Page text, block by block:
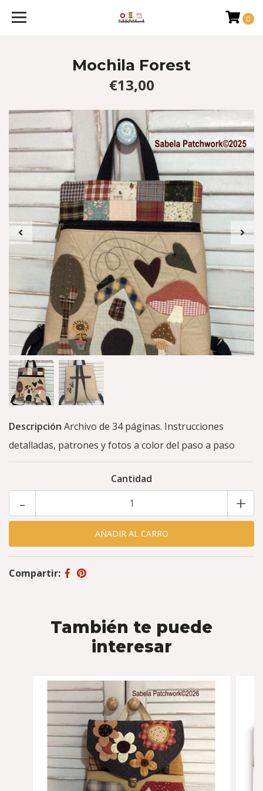
0
Mochila Forest
€13,00
Descripción Archivo de 34 páginas. Instrucciones
detalladas, patrones y fotos a color del paso a paso
Cantidad
+
-
Compartir:
También te puede
interesar